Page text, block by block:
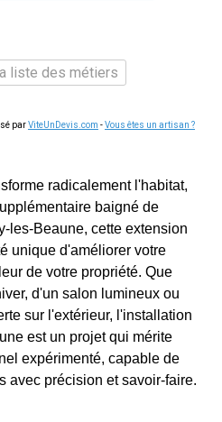
liste des métiers
parViteUnDevis.com -Vous êtes un artisan ?
radicalement l'habitat,
baigné de
les-Beaune, cette extension
unique d'améliorer votre
de votre propriété. Que
d'un salon lumineux ou
sur l'extérieur, l'installation
est un projet qui mérite
expérimenté, capable de
avec précision et savoir-faire.